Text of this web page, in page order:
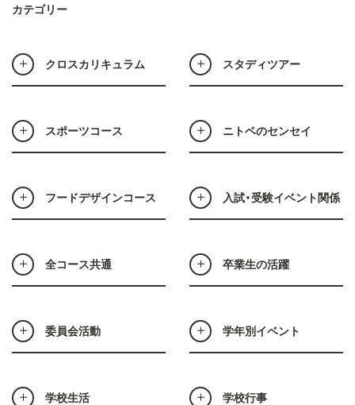
カテゴリー
クロスカリキュラム スタディツアー
スポーツコース ニトベのセンセイ
フードデザインコース 入試・受験イベント関係
全コース共通 卒業生の活躍
委員会活動 学年別イベント
学校生活 学校行事